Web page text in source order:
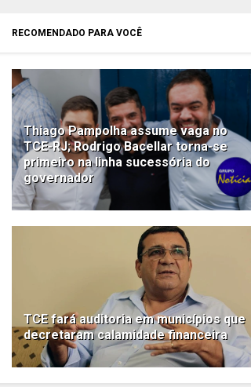
RECOMENDADO PARA VOCÊ
Thiago Pampolha assume vaga no
TCE-RJ; Rodrigo Bacellar torna-se
primeiro na linha sucessória do
governador
TCE fará auditoria em municípios que
decretaram calamidade financeira